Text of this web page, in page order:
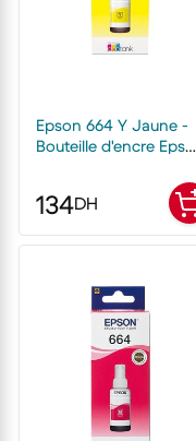
Epson 664 Y Jaune -
Bouteille d'encre Epson
134DH